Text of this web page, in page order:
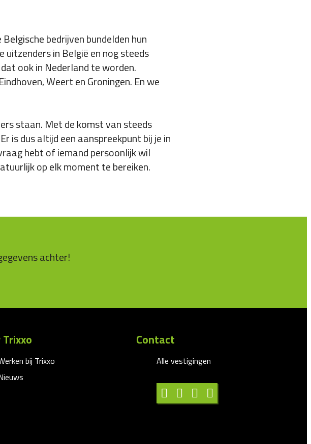
bedrijven bundelden hun
uitzenders in België en nog steeds
ook in Nederland te worden.
Weert en Groningen. En we
staan. Met de komst van steeds
is dus altijd een aanspreekpunt bij je in
hebt of iemand persoonlijk wil
op elk moment te bereiken.
achter!
bij Trixxo
Contact
Alle vestigingen